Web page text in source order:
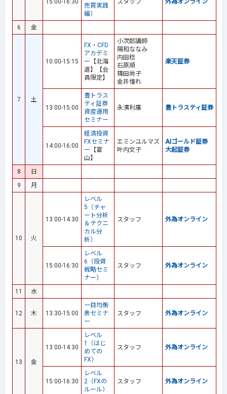
15:00-16:30
売買実践
編）
スタッフ 外為オンライン
6 金
7 土
10:00-15:15
FX・CFD
アカデミ
ー 【北海
道】【会
員限定】
小次郎講師
陽和ななみ
内田稔
石原順
篠田尚子
金井憧れ
楽天証券
13:00-15:00
豊トラス
ティ証券
資産運用
セミナー
永濱利廣 豊トラスティ証券
14:00-16:00
経済投資
FXセミナ
ー 【富
山】
エミンユルマズ
叶内文子
AIゴールド証券
大起証券
8
日
9
月
10 火
13:00-14:30
レベル
5（チャ
ート分析
＆テクニ
カル分
析）
スタッフ 外為オンライン
15:00-16:30
レベル
6（投資
戦略セミ
ナー）
スタッフ 外為オンライン
11 水
12 木 13:30-15:00
一目均衡
表セミナ
ー
スタッフ 外為オンライン
13 金
13:00-14:30
レベル
1（はじ
めての
FX）
スタッフ 外為オンライン
15:00-16:30
レベル
2（FXの
ルール）
スタッフ 外為オンライン